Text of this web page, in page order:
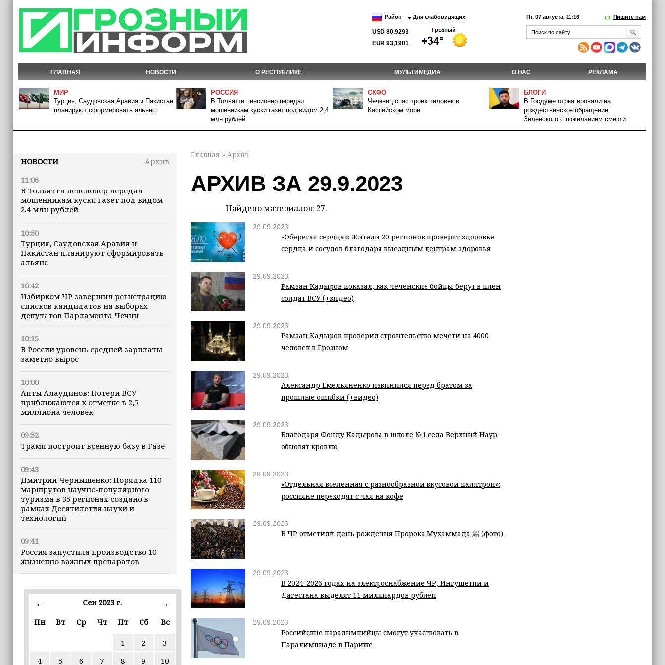
Район Для слабовидящих
USD 80,9293
EUR 93,1901
Пт, 07 августа, 11:16 Пишите нам
ГЛАВНАЯ НОВОСТИ О РЕСПУБЛИКЕ МУЛЬТИМЕДИА О НАС РЕКЛАМА
МИР
Турция, Саудовская Аравия и Пакистан
планируют сформировать альянс
РОССИЯ
В Тольятти пенсионер передал
мошенникам куски газет под видом 2,4
млн рублей
СКФО
Чеченец спас троих человек в
Каспийском море
БЛОГИ
В Госдуме отреагировали на
рождественское обращение
Зеленского с пожеланием смерти
НОВОСТИ
Архив
11:06
В Тольятти пенсионер передал
мошенникам куски газет под видом
2,4 млн рублей
10:50
Турция, Саудовская Аравия и
Пакистан планируют сформировать
альянс
10:42
Избирком ЧР завершил регистрацию
списков кандидатов на выборах
депутатов Парламента Чечни
10:15
В России уровень средней зарплаты
заметно вырос
10:00
Апты Алаудинов: Потери ВСУ
приближаются к отметке в 2,5
миллиона человек
09:52
Трамп построит военную базу в Газе
09:43
Дмитрий Чернышенко: Порядка 110
маршрутов научно-популярного
туризма в 35 регионах создано в
рамках Десятилетия науки и
технологий
09:41
Россия запустила производство 10
жизненно важных препаратов
В ЧГПУ стартовала стажировка для
студентов из Ирака и Иордании
09:28
ПВО за ночь сбила 203 украинских
← Сен 2023 г.
→
Пн
Вт Ср Чт Пт Сб Вс
1 2
3
4
5 6 7 8 9 10
Главная » Архив
АРХИВ ЗА 29.9.2023
Найдено материалов: 27.
29.09.2023
«Оберегая сердца»: Жители 20 регионов проверят здоровье
сердца и сосудов благодаря выездным центрам здоровья
29.09.2023
Рамзан Кадыров показал, как чеченские бойцы берут в плен
солдат ВСУ (+видео)
29.09.2023
Рамзан Кадыров проверил строительство мечети на 4000
человек в Грозном
29.09.2023
Александр Емельяненко извинился перед братом за
прошлые ошибки (+видео)
29.09.2023
Благодаря Фонду Кадырова в школе №1 села Верхний Наур
обновят кровлю
29.09.2023
«Отдельная вселенная с разнообразной вкусовой палитрой»:
россияне переходят с чая на кофе
29.09.2023
В ЧР отметили день рождения Пророка Мухаммада ﷺ (фото)
29.09.2023
В 2024-2026 годах на электроснабжение ЧР, Ингушетии и
Дагестана выделят 11 миллиардов рублей
29.09.2023
Российские паралимпийцы смогут участвовать в
Паралимпиаде в Париже